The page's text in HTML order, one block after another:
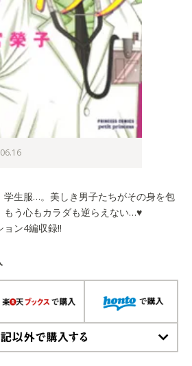
学生服…。美しき男子たちがその身を包
もう心もカラダも逆らえない…♥
ン4編収録!!